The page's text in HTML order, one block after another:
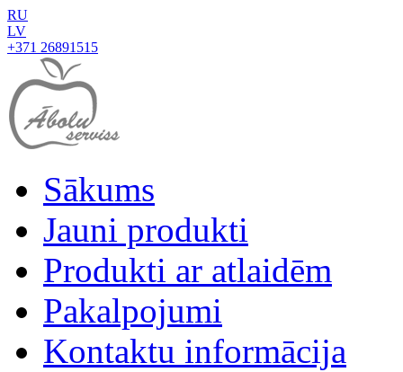
RU
LV
+371 26891515
Sākums
Jauni produkti
Produkti ar atlaidēm
Pakalpojumi
Kontaktu informācija